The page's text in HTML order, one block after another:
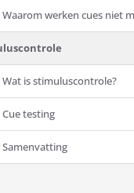
Waarom werken cues niet
Wat is stimuluscontrole?
Cue testing
Samenvatting